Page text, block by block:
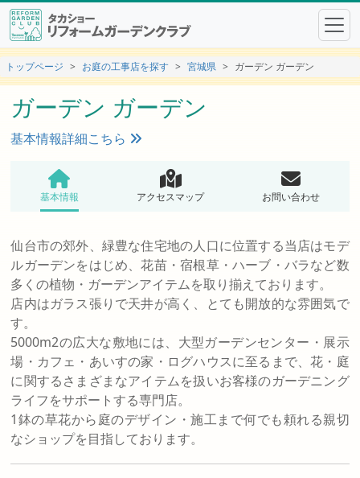
トップページ お庭の工事店を探す 宮城県 ガーデン ガーデン
ガーデン ガーデン
基本情報詳細こちら
基本情報 アクセスマップ お問い合わせ
仙台市の郊外、緑豊な住宅地の人口に位置する当店はモデ
ルガーデンをはじめ、花苗・宿根草・ハーブ・バラなど数
多くの植物・ガーデンアイテムを取り揃えております。
店内はガラス張りで天井が高く、とても開放的な雰囲気で
す。
5000m2の広大な敷地には、大型ガーデンセンター・展示
場・カフェ・あいすの家・ログハウスに至るまで、花・庭
に関するさまざまなアイテムを扱いお客様のガーデニング
ライフをサポートする専門店。
1鉢の草花から庭のデザイン・施工まで何でも頼れる親切
なショップを目指しております。